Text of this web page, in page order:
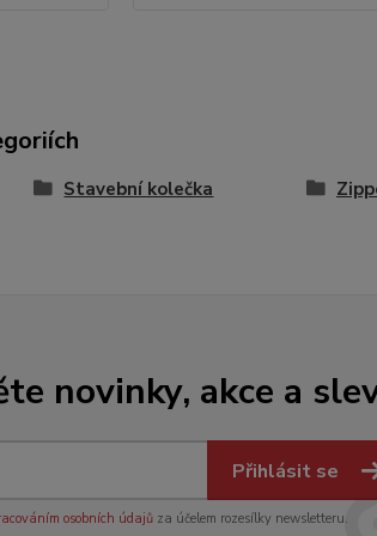
Stavební kolečka
novinky, akce a
Přihlásit se
osobních údajůza účelem rozesílky newsletteru.